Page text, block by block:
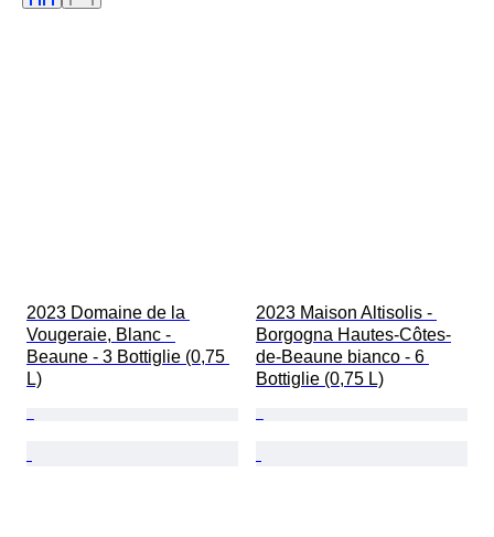
2023 Domaine de la
Vougeraie, Blanc -
Beaune - 3 Bottiglie (0,75
L)
2023 Maison Altisolis -
Borgogna Hautes-Côtes-
de-Beaune bianco - 6
Bottiglie (0,75 L)